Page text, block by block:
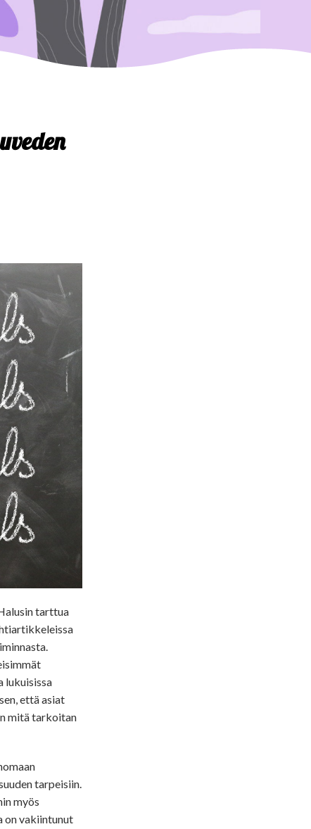
tarttua
lukuisissa
että asiat
mitä tarkoitan
tarpeisiin.
myös
on vakiintunut